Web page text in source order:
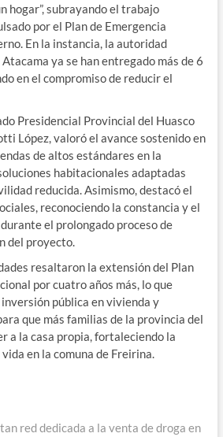
hogar”, subrayando el trabajo
por el Plan de Emergencia
En la instancia, la autoridad
ya se han entregado más de 6
en el compromiso de reducir el
Presidencial Provincial del Huasco
López, valoró el avance sostenido en
de altos estándares en la
habitacionales adaptadas
reducida. Asimismo, destacó el
reconociendo la constancia y el
el prolongado proceso de
del proyecto.
resaltaron la extensión del Plan
por cuatro años más, lo que
pública en vivienda y
que más familias de la provincia del
a la casa propia, fortaleciendo la
en la comuna de Freirina.
red dedicada a la venta de droga en